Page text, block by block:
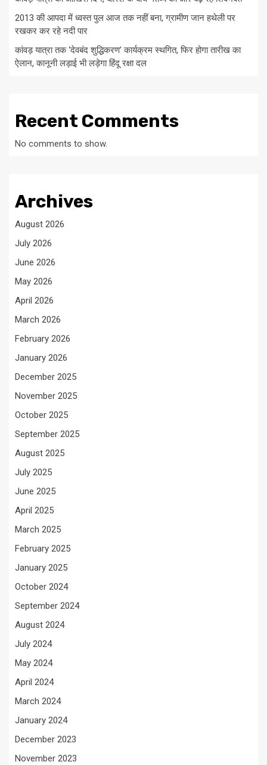
2013 की आपदा में ध्वस्त पुल आज तक नहीं बना, ग्रामीण जान हथेली पर
रखकर कर रहे नदी पार
कांवड़ यात्रा तक ‘देवबंद शुद्धिकरण’ कार्यक्रम स्थगित, फिर होगा तारीख का
ऐलान, कानूनी लड़ाई भी लड़ेगा हिंदू रक्षा दल
Recent Comments
No comments to show.
Archives
August 2026
July 2026
June 2026
May 2026
April 2026
March 2026
February 2026
January 2026
December 2025
November 2025
October 2025
September 2025
August 2025
July 2025
June 2025
April 2025
March 2025
February 2025
January 2025
October 2024
September 2024
August 2024
July 2024
May 2024
April 2024
March 2024
January 2024
December 2023
November 2023